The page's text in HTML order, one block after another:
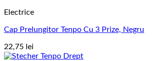
Electrice
Cap Prelungitor Tenpo Cu 3 Prize, Negru
22,75 lei